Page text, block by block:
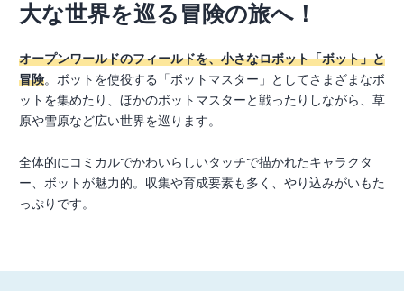
大な世界を巡る冒険の旅へ！
オープンワールドのフィールドを、小さなロボット「ボット」と
冒険。ボットを使役する「ボットマスター」としてさまざまなボ
ットを集めたり、ほかのボットマスターと戦ったりしながら、草
原や雪原など広い世界を巡ります。
全体的にコミカルでかわいらしいタッチで描かれたキャラクタ
ー、ボットが魅力的。収集や育成要素も多く、やり込みがいもた
っぷりです。